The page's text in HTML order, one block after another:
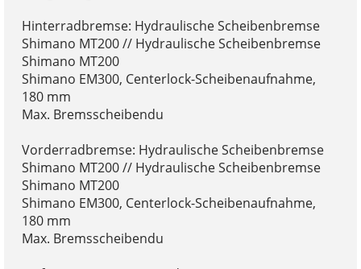
Hinterradbremse: Hydraulische Scheibenbremse
Shimano MT200 // Hydraulische Scheibenbremse
Shimano MT200
Shimano EM300, Centerlock-Scheibenaufnahme,
180 mm
Max. Bremsscheibendu
Vorderradbremse: Hydraulische Scheibenbremse
Shimano MT200 // Hydraulische Scheibenbremse
Shimano MT200
Shimano EM300, Centerlock-Scheibenaufnahme,
180 mm
Max. Bremsscheibendu